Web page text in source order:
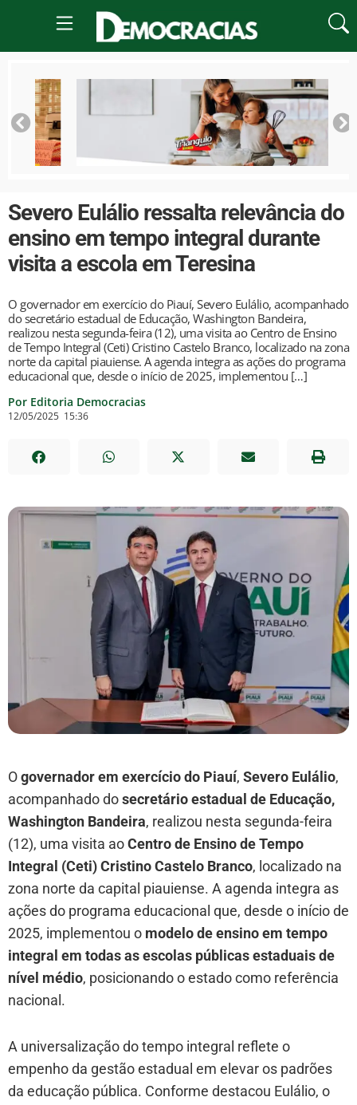
Severo Eulálio ressalta relevância do
ensino em tempo integral durante
visita a escola em Teresina
O governador em exercício do Piauí, Severo Eulálio, acompanhado
do secretário estadual de Educação, Washington Bandeira,
realizou nesta segunda-feira (12), uma visita ao Centro de Ensino
de Tempo Integral (Ceti) Cristino Castelo Branco, localizado na zona
norte da capital piauiense. A agenda integra as ações do programa
educacional que, desde o início de 2025, implementou […]
Por Editoria Democracias
12/05/2025 15:36
Ogovernador em exercício do Piauí, Severo Eulálio,
acompanhado dosecretário estadual de Educação,
Washington Bandeira, realizou nesta segunda-feira
(12), uma visita aoCentro de Ensino de Tempo
Integral (Ceti) Cristino Castelo Branco, localizado na
zona norte da capital piauiense. A agenda integra as
ações do programa educacional que, desde o início de
2025, implementou o modelo de ensino em tempo
integral em todas as escolas públicas estaduais de
nível médio, posicionando o estado como referência
nacional.
A universalização do tempo integral reflete o
empenho da gestão estadual em elevar os padrões
da educação pública. Conforme destacou Eulálio, o